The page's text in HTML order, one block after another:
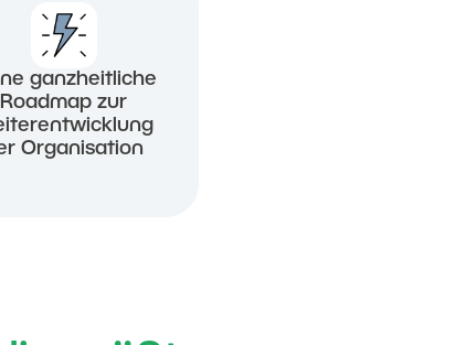
ganzheitliche
Roadmap zur
Organisation